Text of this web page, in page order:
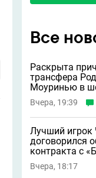
Все
Раскрыта
трансфера
Моуринью в
Вчера, 19:39
Лучший
договорился
контракта с
Вчера, 18:17